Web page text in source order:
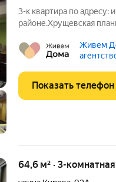
3-к квартира по адресу:
районе.Хрущевская
метров.Квартира вЖивем
Показать телефон
64,6 м² · 3-